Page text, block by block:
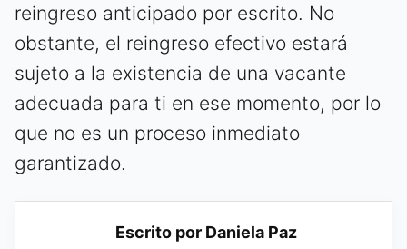
reingreso anticipado por escrito. No
obstante, el reingreso efectivo estará
sujeto a la existencia de una vacante
adecuada para ti en ese momento, por lo
que no es un proceso inmediato
garantizado.
Escrito por Daniela Paz